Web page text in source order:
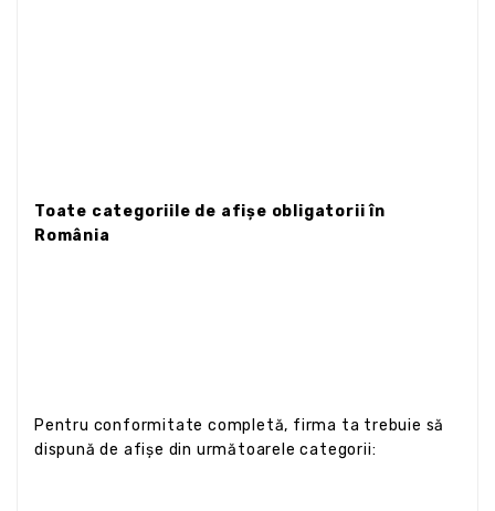
Toate categoriile de afișe obligatorii în
România
Pentru conformitate completă, firma ta trebuie să
dispună de afișe din următoarele categorii: